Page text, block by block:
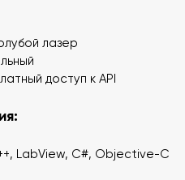
лазер
доступ к API
LabView, C#, Objective-C